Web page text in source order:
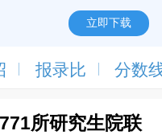
立即下载
报录比 分数
所研究生院联